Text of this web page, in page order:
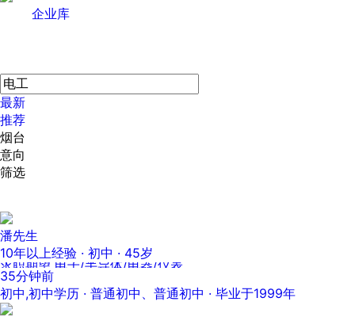
企业库
最新
推荐
烟台
意向
筛选
潘先生
10年以上经验 · 初中 · 45岁
求职期望 电子/半导体/电器/仪表
35分钟前
初中,初中学历 · 普通初中、普通初中 · 毕业于1999年